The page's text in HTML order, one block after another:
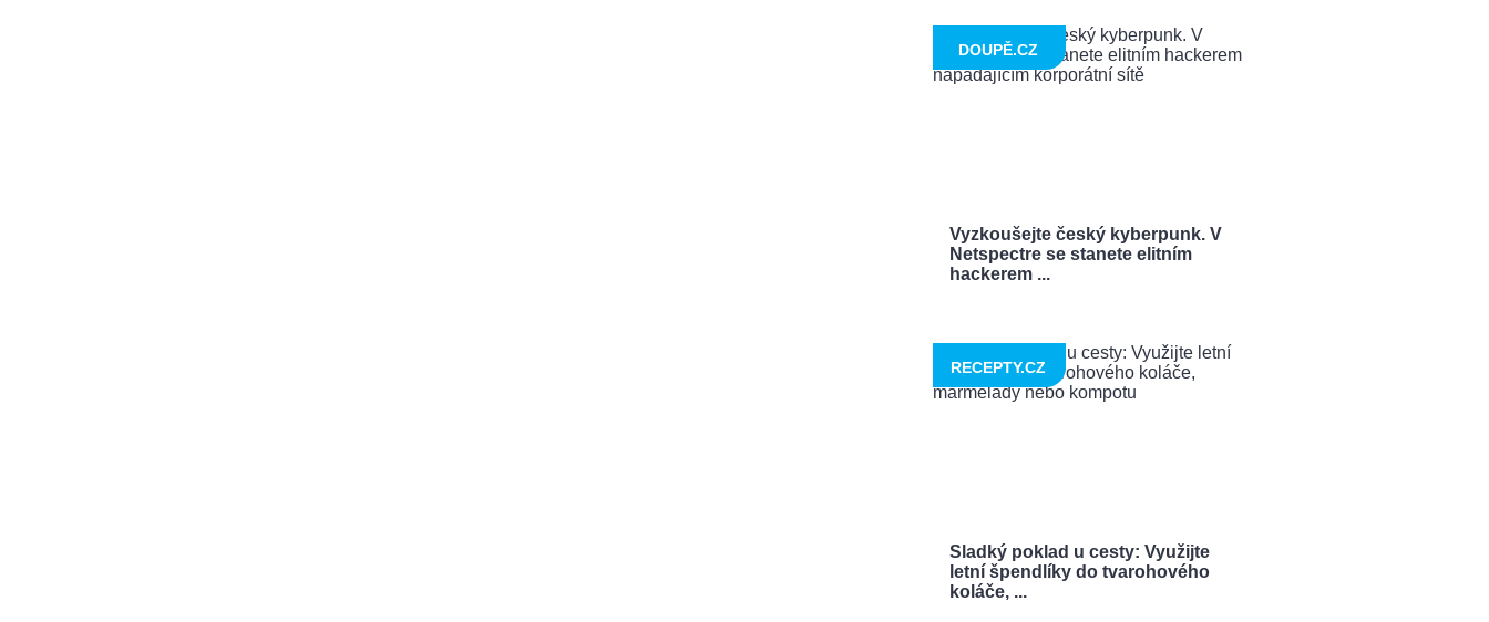
Vyzkoušejte český kyberpunk. V
Netspectre se stanete elitním
hackerem ...
DOUPĚ.CZ
Sladký poklad u cesty: Využijte
letní špendlíky do tvarohového
koláče, ...
RECEPTY.CZ